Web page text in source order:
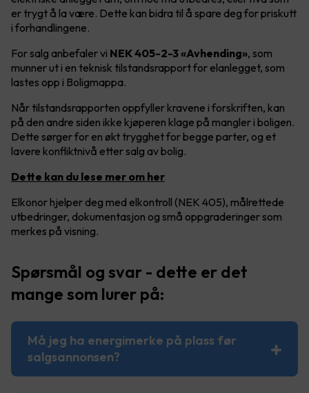
er trygt å la være. Dette kan bidra til å spare deg for priskutt
i forhandlingene.
For salg anbefaler vi NEK 405-2-3 «Avhending», som
munner ut i en teknisk tilstandsrapport for elanlegget, som
lastes opp i Boligmappa.
Når tilstandsrapporten oppfyller kravene i forskriften, kan
på den andre siden ikke kjøperen klage på mangler i boligen.
Dette sørger for en økt trygghet for begge parter, og et
lavere konfliktnivå etter salg av bolig.
Dette kan du lese mer om her
Elkonor hjelper deg med elkontroll (NEK 405), målrettede
utbedringer, dokumentasjon og små oppgraderinger som
merkes på visning.
Spørsmål og svar - dette er det
mange som lurer på:
Må jeg ha energimerke på plass før
salgsannonsen?